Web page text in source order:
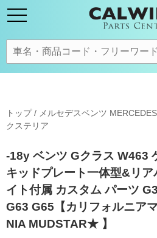
トップ/ メルセデスベンツ
クステリア
-18y ベンツ Gクラス W463
キッドプレート一体型&リ
イト付属 カスタム パーツ
G63 G65【カリフォルニア
NIA MUDSTAR★ 】